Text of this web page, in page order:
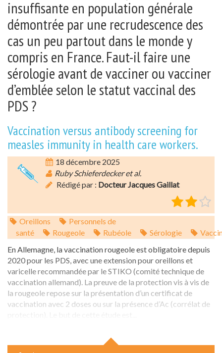
insuffisante en population générale
démontrée par une recrudescence des
cas un peu partout dans le monde y
compris en France. Faut-il faire une
sérologie avant de vacciner ou vacciner
d’emblée selon le statut vaccinal des
PDS ?
Vaccination versus antibody screening for
measles immunity in health care workers.
18 décembre 2025
Ruby Schieferdecker et al.
Rédigé par : Docteur Jacques Gaillat
Oreillons
Personnels de
santé
Rougeole Rubéole Sérologie
En Allemagne, la vaccination rougeole est obligatoire depuis
2020 pour les PDS, avec une extension pour oreillons et
varicelle recommandée par le STIKO (comité technique de
vaccination allemand). La preuve de la protection vis à vis de
la rougeole repose sur la présentation d’un certificat de
vaccination avec 2 doses ou sur la présence d’Ac (corrélat de